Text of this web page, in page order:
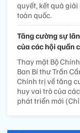
quyết, kết quả
toàn quốc.
Tăng cường sự
của các hội quần
Thay mặt Bộ
Ban Bí thư Trần
Chính trị về tăng
huy vai trò của
phát triển mới